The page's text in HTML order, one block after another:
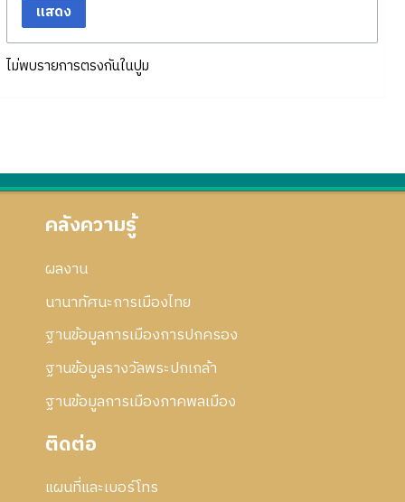
แสดง
ไม่พบรายการตรงกันในปูม
คลังความรู้
ผลงาน
นานาทัศนะการเมืองไทย
ฐานข้อมูลการเมืองการปกครอง
ฐานข้อมูลรางวัลพระปกเกล้า
ฐานข้อมูลการเมืองภาคพลเมือง
ติดต่อ
แผนที่และเบอร์โทร